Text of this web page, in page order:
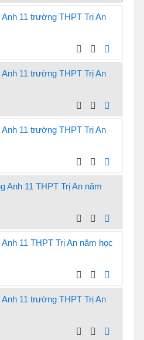
11 trường THPT Trị An
11 trường THPT Trị An
11 trường THPT Trị An
Anh 11 THPT Trị An năm
11 THPT Trị An năm học
11 trường THPT Trị An